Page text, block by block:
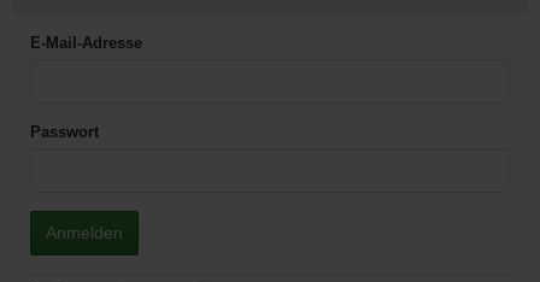
E-Mail-Adresse
Passwort
Anmelden